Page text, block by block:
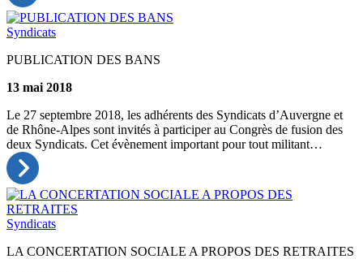
Syndicats
PUBLICATION DES BANS
13 mai 2018
Le 27 septembre 2018, les adhérents des Syndicats d’Auvergne et
de Rhône-Alpes sont invités à participer au Congrès de fusion des
deux Syndicats. Cet évènement important pour tout militant…
Syndicats
LA CONCERTATION SOCIALE A PROPOS DES RETRAITES